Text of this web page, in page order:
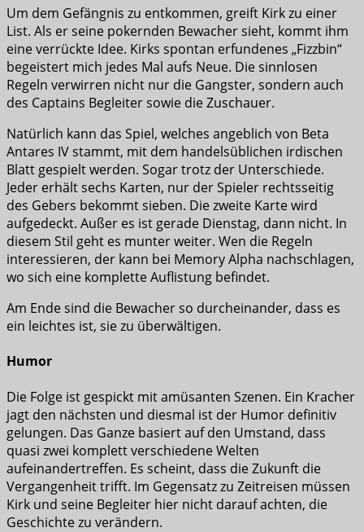
Um dem Gefängnis zu entkommen, greift Kirk zu einer
List. Als er seine pokernden Bewacher sieht, kommt ihm
eine verrückte Idee. Kirks spontan erfundenes „Fizzbin“
begeistert mich jedes Mal aufs Neue. Die sinnlosen
Regeln verwirren nicht nur die Gangster, sondern auch
des Captains Begleiter sowie die Zuschauer.
Natürlich kann das Spiel, welches angeblich von Beta
Antares IV stammt, mit dem handelsüblichen irdischen
Blatt gespielt werden. Sogar trotz der Unterschiede.
Jeder erhält sechs Karten, nur der Spieler rechtsseitig
des Gebers bekommt sieben. Die zweite Karte wird
aufgedeckt. Außer es ist gerade Dienstag, dann nicht. In
diesem Stil geht es munter weiter. Wen die Regeln
interessieren, der kann bei Memory Alpha nachschlagen,
wo sich eine komplette Auflistung befindet.
Am Ende sind die Bewacher so durcheinander, dass es
ein leichtes ist, sie zu überwältigen.
Humor
Die Folge ist gespickt mit amüsanten Szenen. Ein Kracher
jagt den nächsten und diesmal ist der Humor definitiv
gelungen. Das Ganze basiert auf den Umstand, dass
quasi zwei komplett verschiedene Welten
aufeinandertreffen. Es scheint, dass die Zukunft die
Vergangenheit trifft. Im Gegensatz zu Zeitreisen müssen
Kirk und seine Begleiter hier nicht darauf achten, die
Geschichte zu verändern.